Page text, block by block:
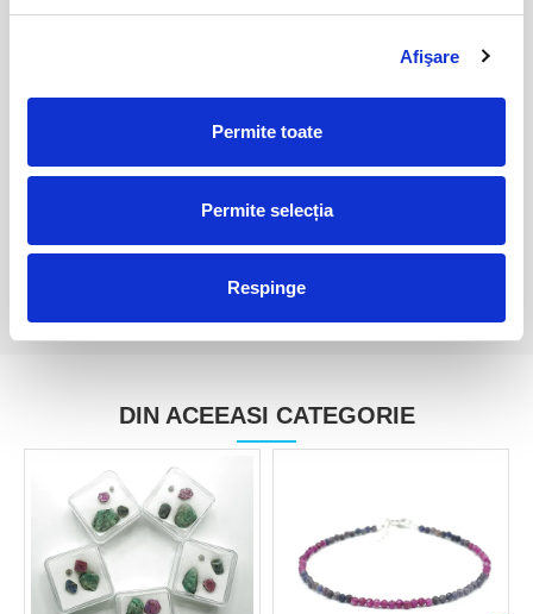
Afişare
Permite toate
Permite selecția
Respinge
Rubin in zoisit piatra rulata
25,00 Lei
35,00 Lei
DIN ACEEASI CATEGORIE